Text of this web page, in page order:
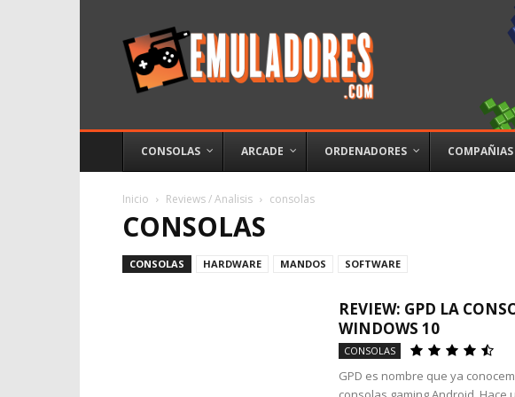
Emuladores
CONSOLAS ARCADE ORDENADORES COMPAÑIAS
Inicio Reviews / Analisis consolas
CONSOLAS
CONSOLAS HARDWARE MANDOS SOFTWARE
REVIEW: GPD LA
WINDOWS 10
CONSOLAS
GPD es nombre que ya